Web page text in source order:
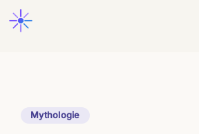
Zum
Inhalt
Mythologie